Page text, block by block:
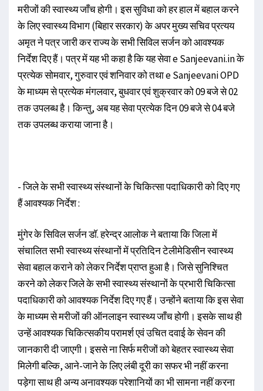
मरीजों की स्वास्थ्य जाँच होगी। इस सुविधा को हर हाल में बहाल करने
के लिए स्वास्थ्य विभाग (बिहार सरकार) के अपर मुख्य सचिव प्रत्यय
अमृत ने पत्र जारी कर राज्य के सभी सिविल सर्जन को आवश्यक
निर्देश दिए हैं। पत्र में यह भी कहा है कि यह सेवा e Sanjeevani.in के
प्रत्येक सोमवार, गुरुवार एवं शनिवार को तथा e Sanjeevani OPD
के माध्यम से प्रत्येक मंगलवार, बुधवार एवं शुक्रवार को 09 बजे से 02
तक उपलब्ध है। किन्तु, अब यह सेवा प्रत्येक दिन 09 बजे से 04 बजे
तक उपलब्ध कराया जाना है।
- जिले के सभी स्वास्थ्य संस्थानों के चिकित्सा पदाधिकारी को दिए गए
हैं आवश्यक निर्देश :
मुंगेर के सिविल सर्जन डाॅ. हरेन्द्र आलोक ने बताया कि जिला में
संचालित सभी स्वास्थ्य संस्थानों में प्रतिदिन टेलीमेडिसीन स्वास्थ्य
सेवा बहाल कराने को लेकर निर्देश प्राप्त हुआ है। जिसे सुनिश्चित
करने को लेकर जिले के सभी स्वास्थ्य संस्थानों के प्रभारी चिकित्सा
पदाधिकारी को आवश्यक निर्देश दिए गए हैं। उन्होंने बताया कि इस सेवा
के माध्यम से मरीजों की ऑनलाइन स्वास्थ्य जाँच होगी। इसके साथ ही
उन्हें आवश्यक चिकित्सकीय परामर्श एवं उचित दवाई के सेवन की
जानकारी दी जाएगी। इससे ना सिर्फ मरीजों को बेहतर स्वास्थ्य सेवा
मिलेगी बल्कि, आने-जाने के लिए लंबी दूरी का सफर भी नहीं करना
पड़ेगा साथ ही अन्य अनावश्यक परेशानियों का भी सामना नहीं करना